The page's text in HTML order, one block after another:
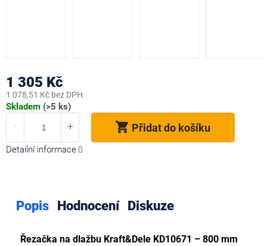
1 305 Kč
1 078,51 Kč bez DPH
Měrná
Skladem (>5 ks)
Přidat do košíku
Detailní informace
Popis Hodnocení Diskuze
Řezačka na dlažbu Kraft&Dele KD10671 – 800 mm